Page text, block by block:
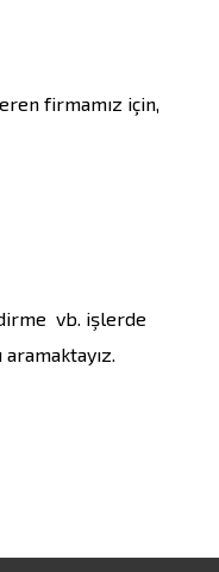
firmamız için,
vb. işlerde